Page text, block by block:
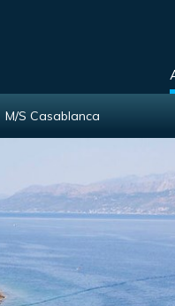
M/S Casablanca